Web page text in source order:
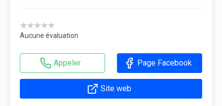
★★★★★
Aucune évaluation
Appeler Page Facebook
Site web